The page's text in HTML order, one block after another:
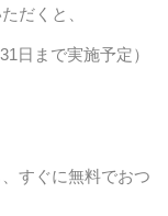
だくと、
日まで実施予定）
すぐに無料でおつ